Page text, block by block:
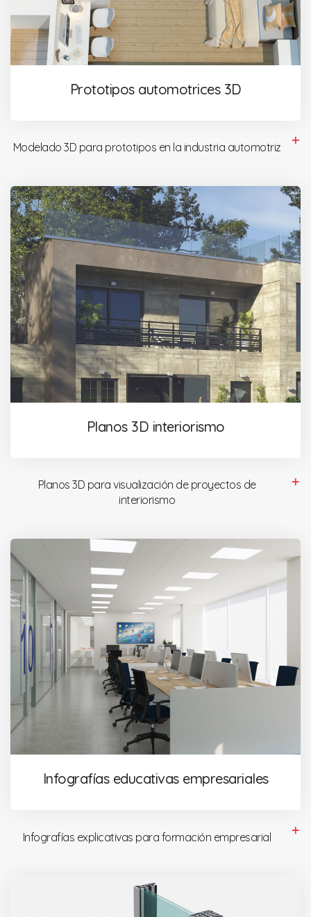
Prototipos automotrices 3D
Modelado 3D para prototipos en la industria automotriz
Planos 3D interiorismo
Planos 3D para visualización de proyectos de
interiorismo
Infografías educativas empresariales
Infografías explicativas para formación empresarial